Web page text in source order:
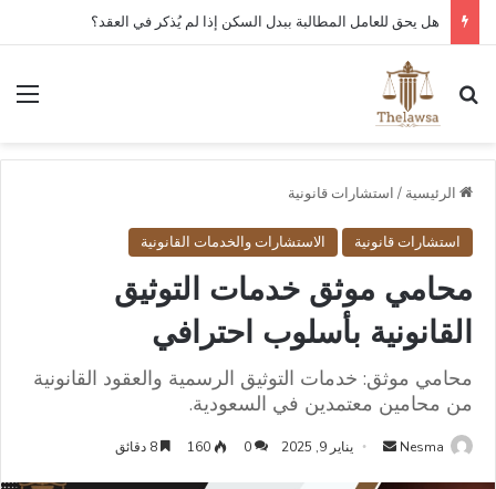
هل يحق للعامل المطالبة ببدل السكن إذا لم يُذكر في العقد؟
بحث عن
الرئيسية / استشارات قانونية
استشارات قانونية الاستشارات والخدمات القانونية
محامي موثق خدمات التوثيق
القانونية بأسلوب احترافي
محامي موثق: خدمات التوثيق الرسمية والعقود القانونية
من محامين معتمدين في السعودية.
Nesma
أرسل يناير 9, 2025 0
160